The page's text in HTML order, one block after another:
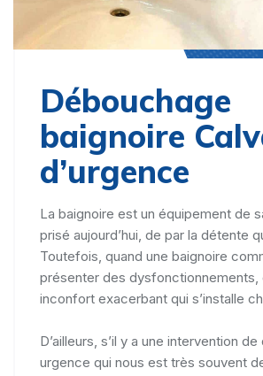
Débouchage
baignoire
d’urgence
La baignoire est un équipement de
prisé aujourd’hui, de par la détente
Toutefois, quand une baignoire
présenter des dysfonctionnements,
inconfort exacerbant qui s’installe
D’ailleurs, s’il y a une intervention
urgence qui nous est très souvent